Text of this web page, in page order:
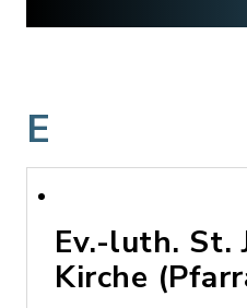
E
Ev.-luth. St.
Kirche